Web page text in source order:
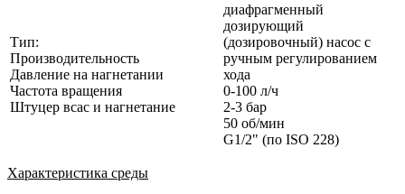
Тип:
Производительность
Давление на нагнетании
Частота вращения
Штуцер всас и нагнетание
диафрагменный
дозирующий
(дозировочный) насос с
ручным регулированием
хода
0-100 л/ч
2-3 бар
50 об/мин
G1/2" (по ISO 228)
Характеристика среды